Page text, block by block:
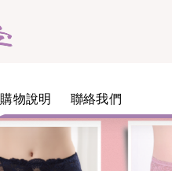
購物說明 聯絡我們